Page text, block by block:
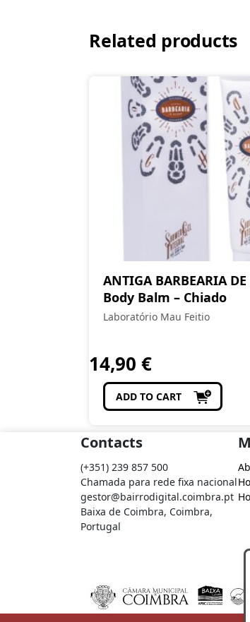
Related products
ANTIGA BARBEARIA
Body Balm – Chiado
Laboratório Mau Feitio
14,90 €
ADD TO CART
Contacts
(+351) 239 857 500
Chamada para rede fixa nacional
gestor@bairrodigital.coimbra.pt
Baixa de Coimbra, Coimbra,
Portugal